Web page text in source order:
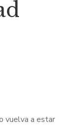
vuelva a estar